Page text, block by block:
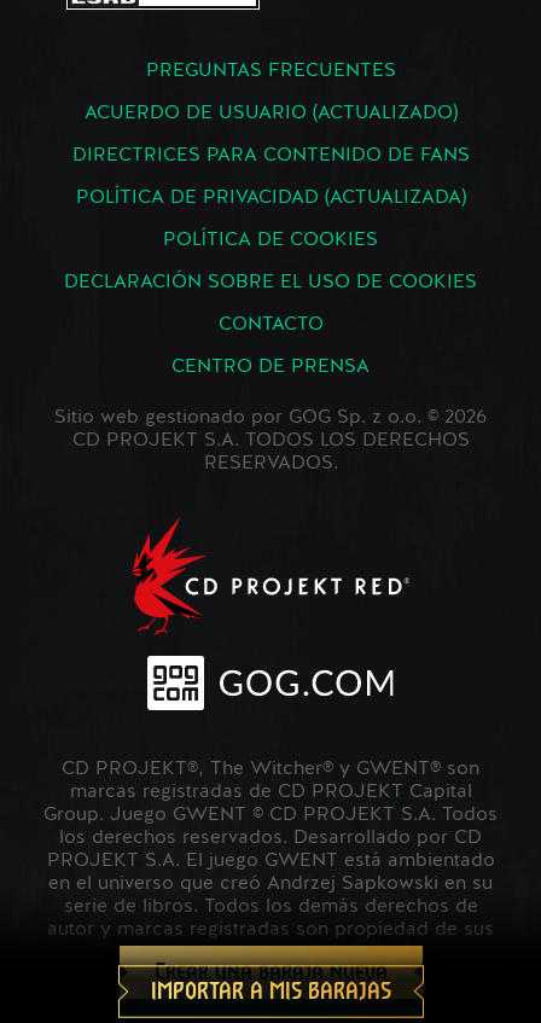
Crear una baraja nueva
IMPORTAR A MIS BARAJAS
PREGUNTAS FRECUENTES
ACUERDO DE USUARIO (ACTUALIZADO)
DIRECTRICES PARA CONTENIDO DE FANS
POLÍTICA DE PRIVACIDAD (ACTUALIZADA)
POLÍTICA DE COOKIES
DECLARACIÓN SOBRE EL USO DE COOKIES
CONTACTO
CENTRO DE PRENSA
Sitio web gestionado por GOG Sp. z o.o. © 2026
CD PROJEKT S.A. TODOS LOS DERECHOS
RESERVADOS.
CD PROJEKT®, The Witcher® y GWENT® son
marcas registradas de CD PROJEKT Capital
Group. Juego GWENT © CD PROJEKT S.A. Todos
los derechos reservados. Desarrollado por CD
PROJEKT S.A. El juego GWENT está ambientado
en el universo que creó Andrzej Sapkowski en su
serie de libros. Todos los demás derechos de
autor y marcas registradas son propiedad de sus
respectivos propietarios.